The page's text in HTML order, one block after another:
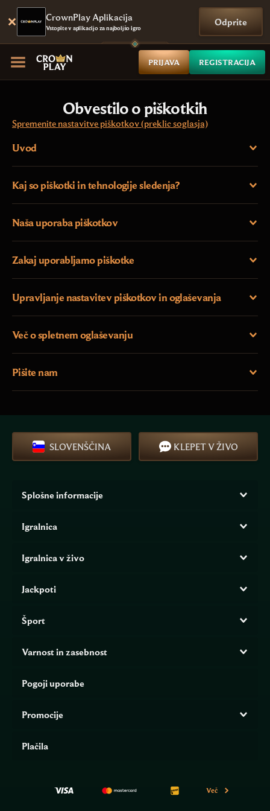
CrownPlay Aplikacija
Vstopite v aplikacijo za najboljšo igro Odprite
PRIJAVA REGISTRACIJA
Obvestilo o piškotkih
Spremenite nastavitve piškotkov (preklic soglasja)
Uvod
Kaj so piškotki in tehnologije sledenja?
Naša uporaba piškotkov
Zakaj uporabljamo piškotke
Upravljanje nastavitev piškotkov in oglaševanja
Več o spletnem oglaševanju
Pišite nam
SLOVENŠČINA KLEPET V ŽIVO
Splošne informacije
Igralnica
Igralnica v živo
Jackpoti
Šport
Varnost in zasebnost
Pogoji uporabe
Promocije
Plačila
Več